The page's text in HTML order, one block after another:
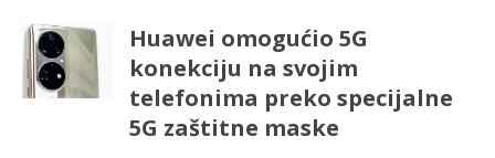
Huawei omogućio 5G
konekciju na svojim
telefonima preko specijalne
5G zaštitne maske